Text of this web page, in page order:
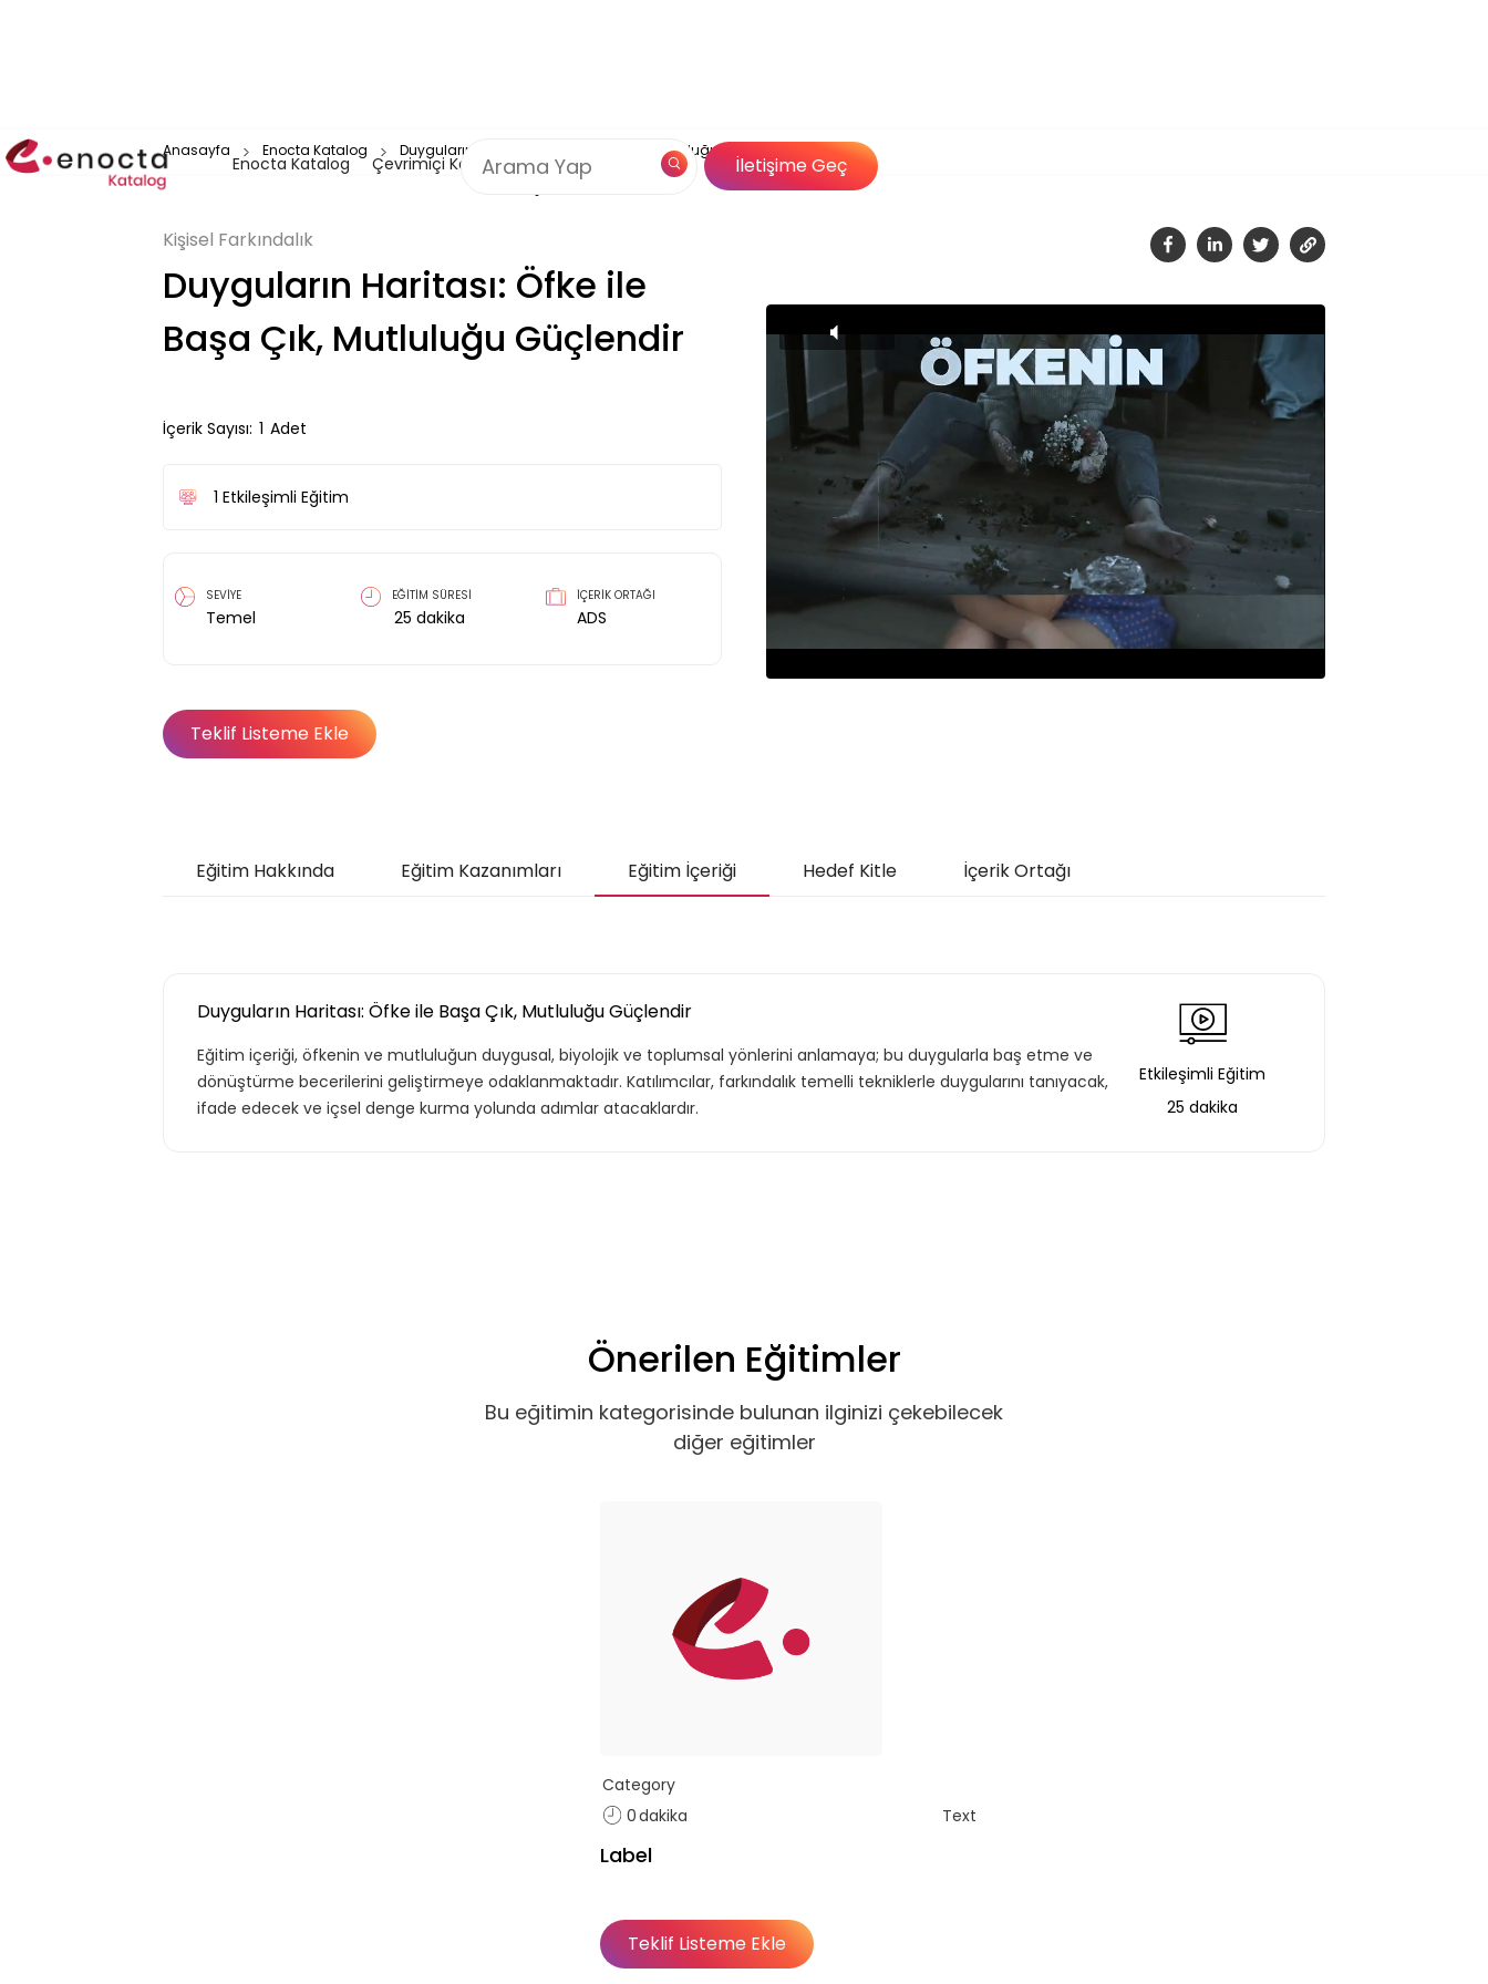
Enocta Katalog Çevrimiçi Katalog
Özel İçerik
Çözümleri
İletişime Geç
Anasayfa Enocta Katalog Duyguların Haritası: Öfke ile Başa Çık, Mutluluğu Güçlendir
Kişisel Farkındalık
Duyguların Haritası: Öfke ile
Başa Çık, Mutluluğu Güçlendir
İçerik Sayısı: 1 Adet
1 Etkileşimli Eğitim
SEVİYE
Temel
EĞİTİM SÜRESİ
25 dakika
İÇERİK ORTAĞI
ADS
Teklif Listeme Ekle
Eğitim Hakkında Eğitim Kazanımları Eğitim İçeriği Hedef Kitle İçerik Ortağı
Duyguların Haritası: Öfke ile Başa Çık, Mutluluğu Güçlendir
Eğitim içeriği, öfkenin ve mutluluğun duygusal, biyolojik ve toplumsal yönlerini anlamaya; bu duygularla baş etme ve
dönüştürme becerilerini geliştirmeye odaklanmaktadır. Katılımcılar, farkındalık temelli tekniklerle duygularını tanıyacak,
ifade edecek ve içsel denge kurma yolunda adımlar atacaklardır.
Etkileşimli Eğitim
25 dakika
Önerilen Eğitimler
Bu eğitimin kategorisinde bulunan ilginizi çekebilecek
diğer eğitimler
Category
0dakika Text
Label
Teklif Listeme Ekle
Teklif listende 50 adet eğitime ulaştın!